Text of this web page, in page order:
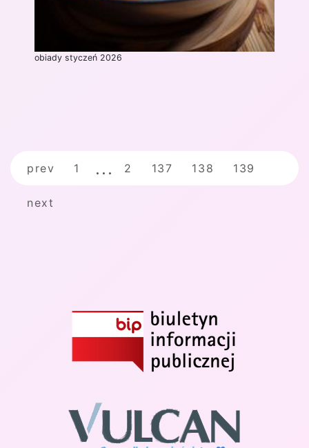
obiady styczeń 2026
prev 1 2 137 138 139
next